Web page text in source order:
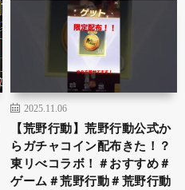
2025.11.06
【荒野行動】荒野行動公式か
らガチャコイン配布きた！？
東リべコラボ！＃おすすめ＃
ゲーム＃荒野行動＃荒野行動